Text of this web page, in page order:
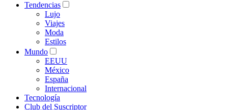
Tendencias
Lujo
Viajes
Moda
Estilos
Mundo
EEUU
México
España
Internacional
Tecnología
Club del Suscriptor